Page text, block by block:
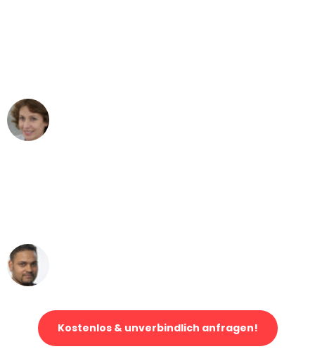
Kostenlos & unverbindlich anfragen!